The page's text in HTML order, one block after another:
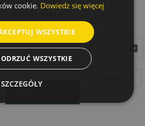
Rozmiar
wybierz
wybierz
cookie. Dowiedz się więcej
WSZYSTKIE
ODRZUĆ WSZYSTKIE